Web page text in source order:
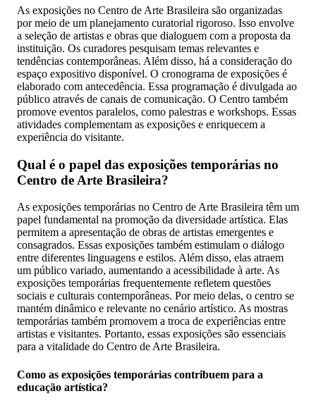
As exposições no Centro de Arte Brasileira são organizadas
por meio de um planejamento curatorial rigoroso. Isso envolve
a seleção de artistas e obras que dialoguem com a proposta da
instituição. Os curadores pesquisam temas relevantes e
tendências contemporâneas. Além disso, há a consideração do
espaço expositivo disponível. O cronograma de exposições é
elaborado com antecedência. Essa programação é divulgada ao
público através de canais de comunicação. O Centro também
promove eventos paralelos, como palestras e workshops. Essas
atividades complementam as exposições e enriquecem a
experiência do visitante.
Qual é o papel das exposições temporárias no
Centro de Arte Brasileira?
As exposições temporárias no Centro de Arte Brasileira têm um
papel fundamental na promoção da diversidade artística. Elas
permitem a apresentação de obras de artistas emergentes e
consagrados. Essas exposições também estimulam o diálogo
entre diferentes linguagens e estilos. Além disso, elas atraem
um público variado, aumentando a acessibilidade à arte. As
exposições temporárias frequentemente refletem questões
sociais e culturais contemporâneas. Por meio delas, o centro se
mantém dinâmico e relevante no cenário artístico. As mostras
temporárias também promovem a troca de experiências entre
artistas e visitantes. Portanto, essas exposições são essenciais
para a vitalidade do Centro de Arte Brasileira.
Como as exposições temporárias contribuem para a
educação artística?